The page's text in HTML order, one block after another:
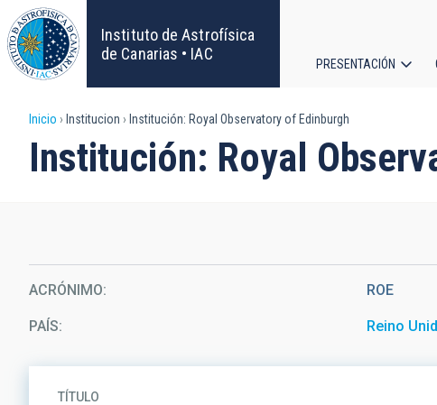
Pasar
al
contenido
principal
Instituto de Astrofísica
de Canarias • IAC
principal
PRESENTACIÓN
Sobrescribir
enlaces
a
la
navegación
Inicio Institucion Institución: Royal Observatory of Edinburgh
Institución: Royal
ACRÓNIMO ROE
PAÍS Reino
TÍTULO